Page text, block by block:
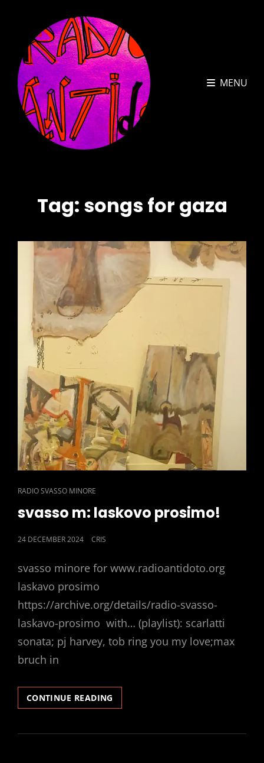
MENU
Tag: songs for gaza
CAT
RADIO SVASSO MINORE
svasso m: laskovo prosimo!
POSTED
24 DECEMBER 2024 CRIS
svasso minore for www.radioantidoto.org
laskavo prosimo
https://archive.org/details/radio-svasso-
laskavo-prosimo with… (playlist): scarlatti
sonata; pj harvey, tob ring you my love;max
bruch in
CONTINUE READING
M:
PROSIMO!